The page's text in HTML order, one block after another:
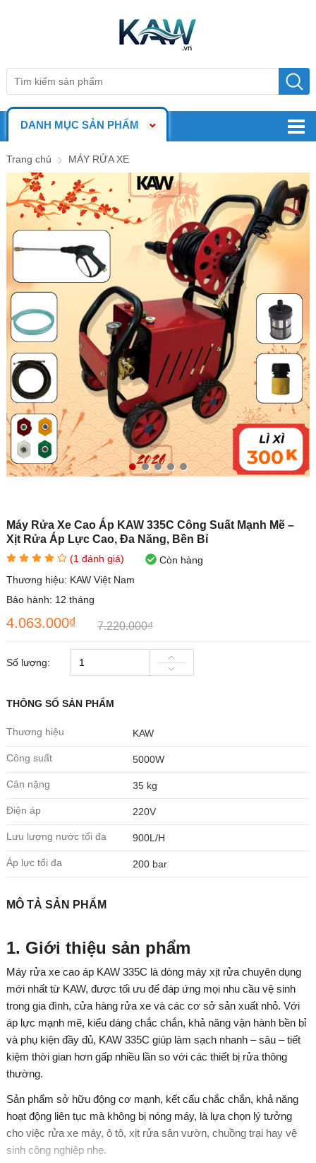
DANH MỤC SẢN PHẨM
Trang chủ MÁY RỬA XE
Máy Rửa Xe Cao Áp KAW 335C Công Suất Mạnh Mẽ –
Xịt Rửa Áp Lực Cao, Đa Năng, Bền Bỉ
(1đánh giá)
Còn hàng
Thương hiệu: KAW Việt Nam
Bảo hành: 12 tháng
4.063.000₫ 7.220.000₫
Số lượng:
THÔNG SỐ SẢN PHẨM
Thương hiệu KAW
Công suất 5000W
Cân nặng 35 kg
Điện áp 220V
Lưu lượng nước tối đa 900L/H
Áp lực tối đa 200 bar
MÔ TẢ SẢN PHẨM
1. Giới thiệu sản phẩm
Máy rửa xe cao áp KAW 335C là dòng máy xịt rửa chuyên dụng
mới nhất từ KAW, được tối ưu để đáp ứng mọi nhu cầu vệ sinh
trong gia đình, cửa hàng rửa xe và các cơ sở sản xuất nhỏ. Với
áp lực mạnh mẽ, kiểu dáng chắc chắn, khả năng vận hành bền bỉ
và phụ kiện đầy đủ, KAW 335C giúp làm sạch nhanh – sâu – tiết
kiệm thời gian hơn gấp nhiều lần so với các thiết bị rửa thông
thường.
Sản phẩm sở hữu động cơ mạnh, kết cấu chắc chắn, khả năng
hoạt động liên tục mà không bị nóng máy, là lựa chọn lý tưởng
cho việc rửa xe máy, ô tô, xịt rửa sân vườn, chuồng trại hay vệ
sinh công nghiệp nhẹ.